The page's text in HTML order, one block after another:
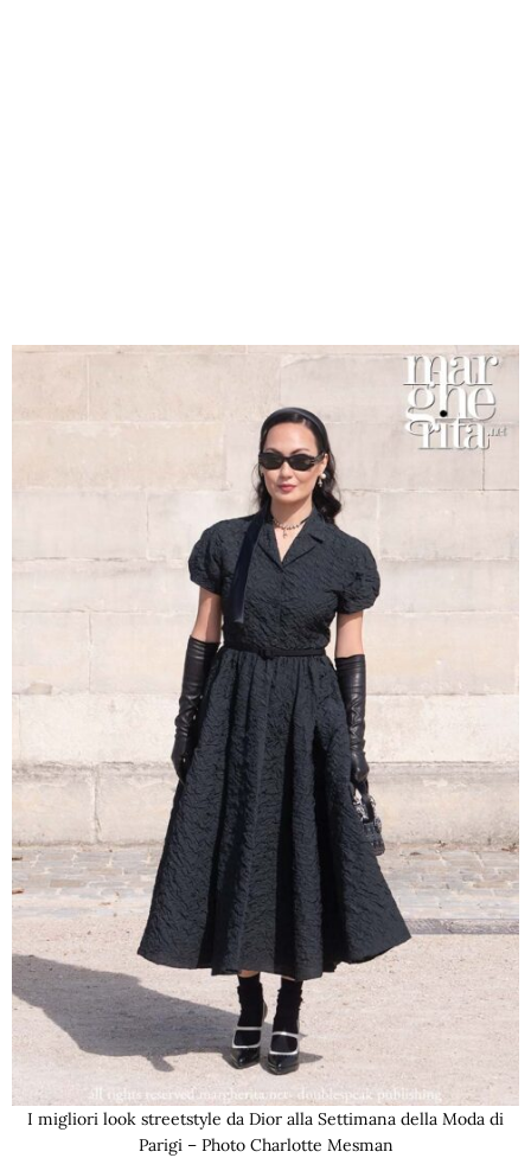
I migliori look streetstyle da Dior alla Settimana della Moda di
Parigi – Photo Charlotte Mesman